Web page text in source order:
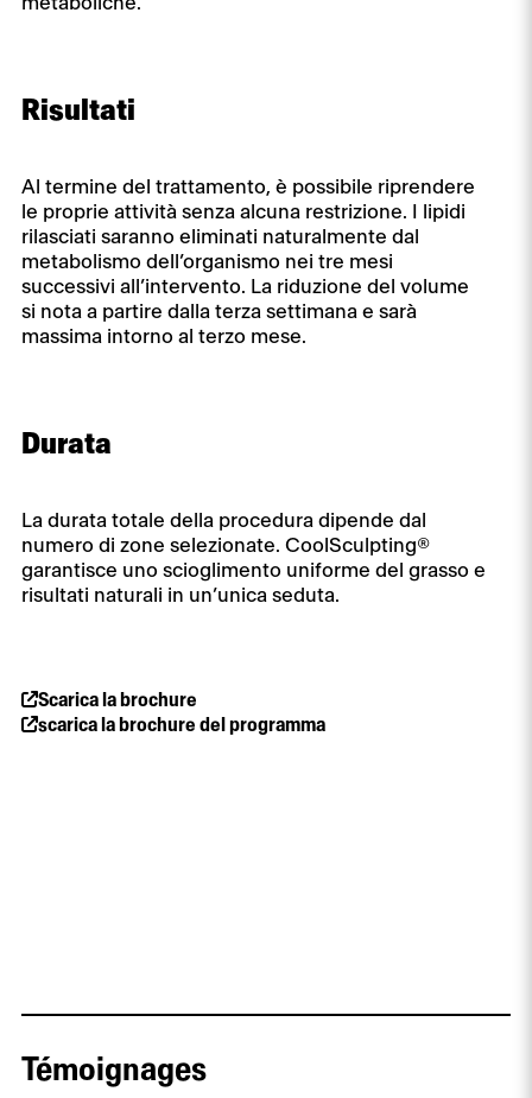
Risultati
Al termine del trattamento, è possibile riprendere
le proprie attività senza alcuna restrizione. I lipidi
rilasciati saranno eliminati naturalmente dal
metabolismo dell’organismo nei tre mesi
successivi all’intervento. La riduzione del volume
si nota a partire dalla terza settimana e sarà
massima intorno al terzo mese.
Durata
La durata totale della procedura dipende dal
numero di zone selezionate. CoolSculpting®
garantisce uno scioglimento uniforme del grasso e
risultati naturali in un’unica seduta.
Scarica la brochure
scarica la brochure del programma
Témoignages